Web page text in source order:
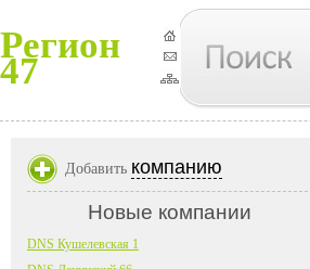
Регион
47
Добавить компанию
Новые компании
DNS Кушелевская 1